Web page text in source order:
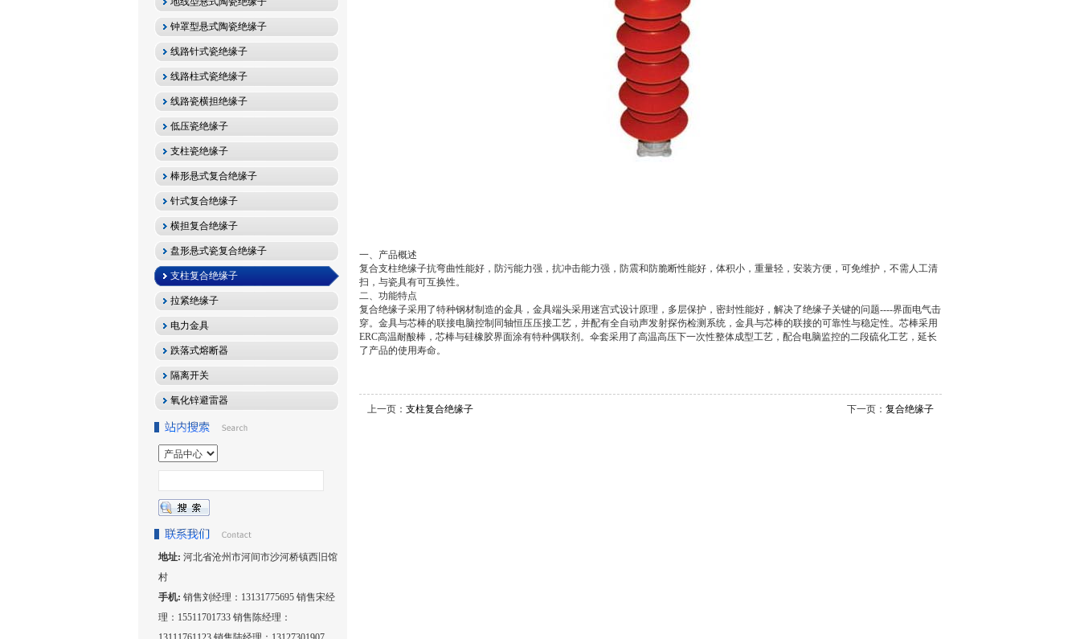
钟罩型悬式陶瓷绝缘子
线路针式瓷绝缘子
线路柱式瓷绝缘子
线路瓷横担绝缘子
低压瓷绝缘子
支柱瓷绝缘子
棒形悬式复合绝缘子
针式复合绝缘子
横担复合绝缘子
盘形悬式瓷复合绝缘子
支柱复合绝缘子
拉紧绝缘子
电力金具
跌落式熔断器
隔离开关
氧化锌避雷器
地址: 河北省沧州市河间市沙河桥镇西旧馆
村
手机: 销售刘经理：13131775695 销售宋经
理：15511701733 销售陈经理：
一、产品概述
复合支柱绝缘子抗弯曲性能好，防污能力强，抗冲击能力强，防震和防脆断性能好，体积小，重量轻，安装方便，可免维护，不需人工清
扫，与瓷具有可互换性。
二、功能特点
复合绝缘子采用了特种钢材制造的金具，金具端头采用迷宫式设计原理，多层保护，密封性能好，解决了绝缘子关键的问题----界面电气击
穿。金具与芯棒的联接电脑控制同轴恒压压接工艺，并配有全自动声发射探伤检测系统，金具与芯棒的联接的可靠性与稳定性。芯棒采用
ERC高温耐酸棒，芯棒与硅橡胶界面涂有特种偶联剂。伞套采用了高温高压下一次性整体成型工艺，配合电脑监控的二段硫化工艺，延长
了产品的使用寿命。
上一页： 支柱复合绝缘子 下一页： 复合绝缘子